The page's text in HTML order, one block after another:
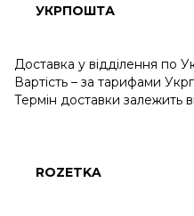
УКРПОШТА
Доставка у відділення по
Вартість – за тарифами
Термін доставки залежить
ROZETKA